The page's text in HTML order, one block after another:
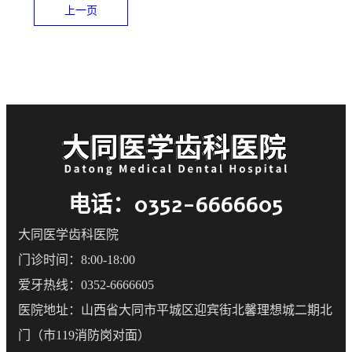
上一页
电话：0352-6666605
大同医学齿科医院
门诊时间：8:00-18:00
爱牙热线：0352-6666605
医院地址：山西省大同市平城区迎宾街北馨理想城二期北
门（市119消防岗对面）